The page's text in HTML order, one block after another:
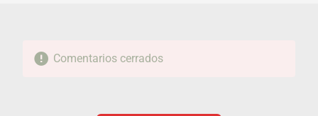
Comentarios cerrados